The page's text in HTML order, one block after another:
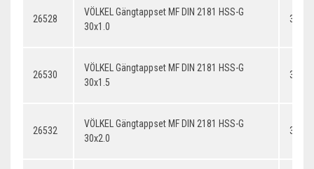
26528
VÖLKEL Gängtappset MF DIN 2181 HSS-G
30x1.0
26530
VÖLKEL Gängtappset MF DIN 2181 HSS-G
30x1.5
26532
VÖLKEL Gängtappset MF DIN 2181 HSS-G
30x2.0